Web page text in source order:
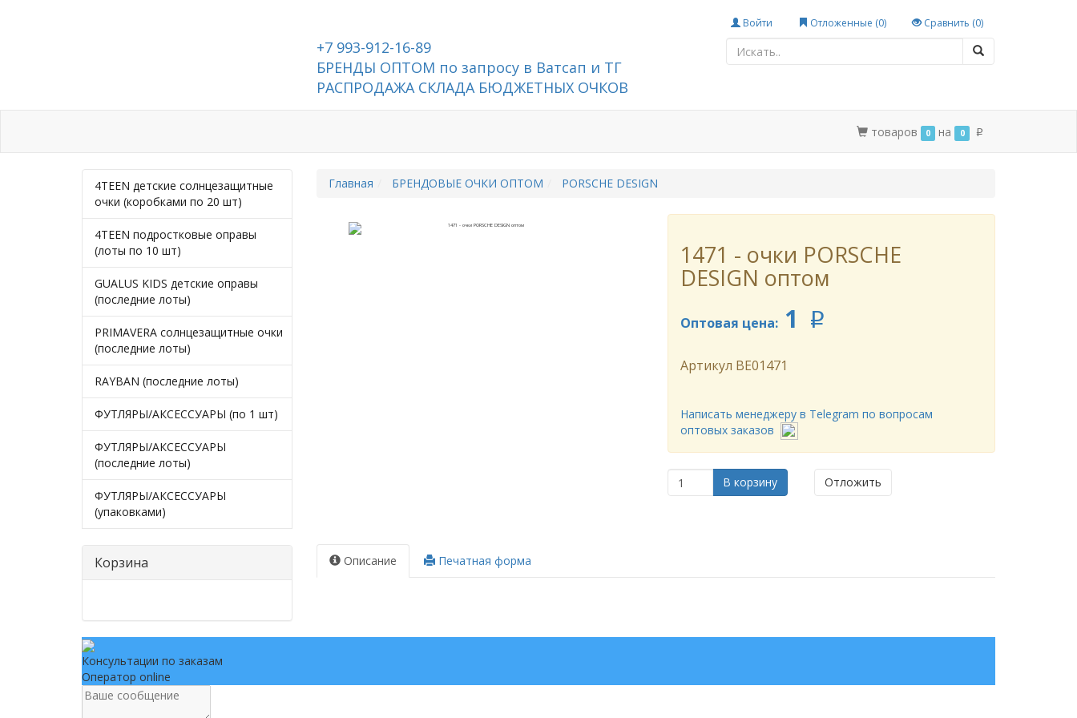
Войти Отложенные (0) Сравнить (0)
+7 993-912-16-89
БРЕНДЫ ОПТОМ по запросу в Ватсап и ТГ
РАСПРОДАЖА СКЛАДА БЮДЖЕТНЫХ ОЧКОВ
товаров 0 на 0 p
4TEEN детские солнцезащитные
очки (коробками по 20 шт)
4TEEN подростковые оправы
(лоты по 10 шт)
GUALUS KIDS детские оправы
(последние лоты)
PRIMAVERA солнцезащитные очки
(последние лоты)
RAYBAN (последние лоты)
ФУТЛЯРЫ/АКСЕССУАРЫ (по 1 шт)
ФУТЛЯРЫ/АКСЕССУАРЫ
(последние лоты)
ФУТЛЯРЫ/АКСЕССУАРЫ
(упаковками)
Корзина
Главная БРЕНДОВЫЕ ОЧКИ ОПТОМ PORSCHE DESIGN
1471 - очки PORSCHE
DESIGN оптом
Оптовая цена: 1 p
Артикул BE01471
Написать менеджеру в Telegram по вопросам
оптовых заказов
В корзину Отложить
Описание Печатная форма
Консультации по заказам
Оператор online